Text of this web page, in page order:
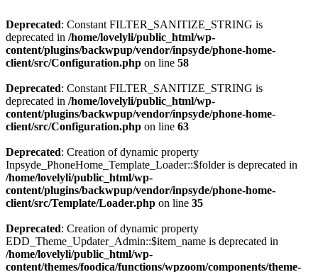
Deprecated: Constant FILTER_SANITIZE_STRING is
deprecated in /home/lovelyli/public_html/wp-
content/plugins/backwpup/vendor/inpsyde/phone-home-
client/src/Configuration.php on line 58
Deprecated: Constant FILTER_SANITIZE_STRING is
deprecated in /home/lovelyli/public_html/wp-
content/plugins/backwpup/vendor/inpsyde/phone-home-
client/src/Configuration.php on line 63
Deprecated: Creation of dynamic property
Inpsyde_PhoneHome_Template_Loader::$folder is deprecated in
/home/lovelyli/public_html/wp-
content/plugins/backwpup/vendor/inpsyde/phone-home-
client/src/Template/Loader.php on line 35
Deprecated: Creation of dynamic property
EDD_Theme_Updater_Admin::$item_name is deprecated in
/home/lovelyli/public_html/wp-
content/themes/foodica/functions/wpzoom/components/theme-